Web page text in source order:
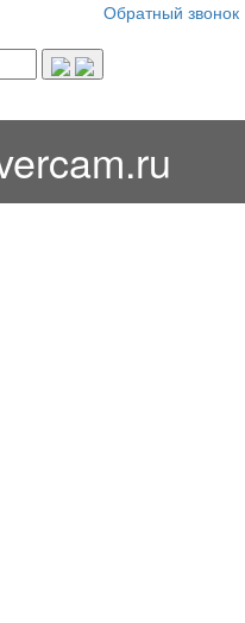
Обратный звонок